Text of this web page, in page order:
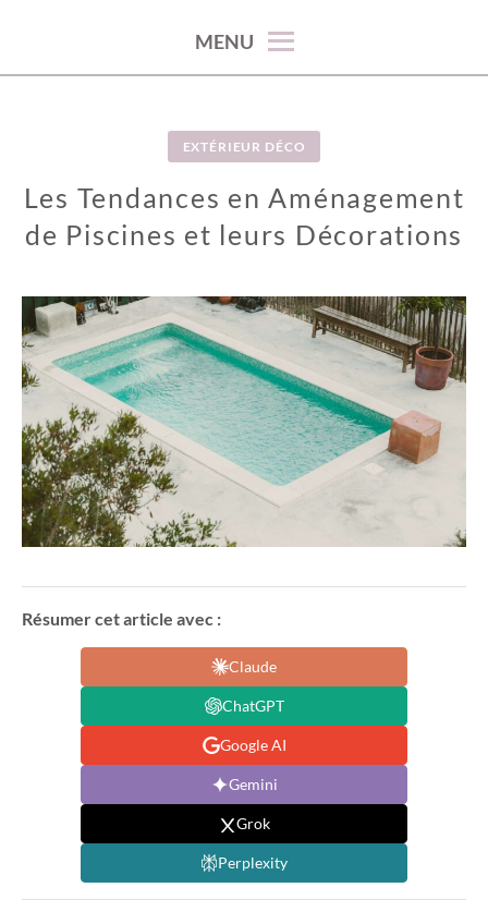
MENU
EXTÉRIEUR DÉCO
Les Tendances en Aménagement
de Piscines et leurs Décorations
Résumer cet article avec :
Claude
ChatGPT
Google AI
Gemini
Grok
Perplexity